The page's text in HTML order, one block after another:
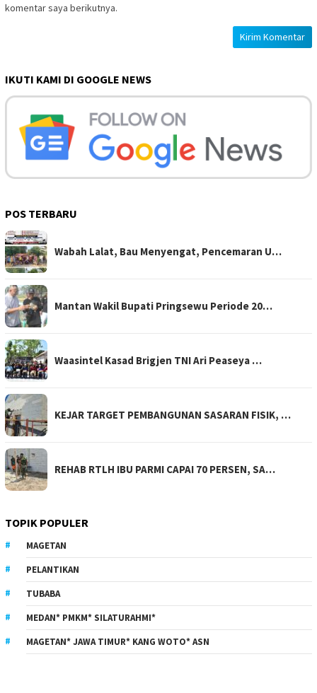
komentar saya berikutnya.
IKUTI KAMI DI GOOGLE NEWS
POS TERBARU
Wabah Lalat, Bau Menyengat, Pencemaran U…
Mantan Wakil Bupati Pringsewu Periode 20…
Waasintel Kasad Brigjen TNI Ari Peaseya …
KEJAR TARGET PEMBANGUNAN SASARAN FISIK, …
REHAB RTLH IBU PARMI CAPAI 70 PERSEN, SA…
TOPIK POPULER
MAGETAN
PELANTIKAN
TUBABA
MEDAN* PMKM* SILATURAHMI*
MAGETAN* JAWA TIMUR* KANG WOTO* ASN